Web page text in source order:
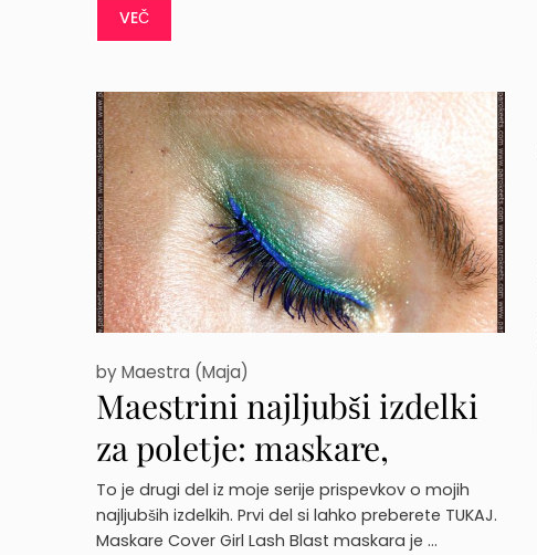
VEČ
Maestrini najljubši izdelki
za poletje: maskare,
svinčniki za oči, senčila za
oči
byMaestra (Maja)
To je drugi del iz moje serije prispevkov o mojih
najljubših izdelkih. Prvi del si lahko preberete TUKAJ.
Maskare Cover Girl Lash Blast maskara je …